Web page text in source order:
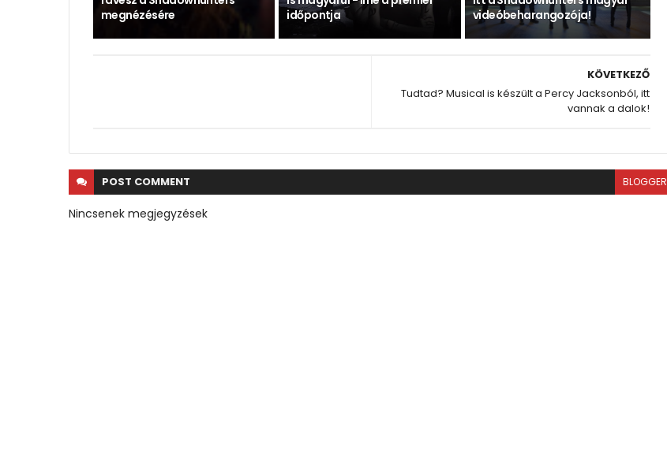
megnézésére
időpontja
videóbeharangozója!
KÖVETKEZŐ
Tudtad? Musical is készült a Percy Jacksonból, itt
vannak a dalok!
POST COMMENT BLOGGER
Nincsenek megjegyzések